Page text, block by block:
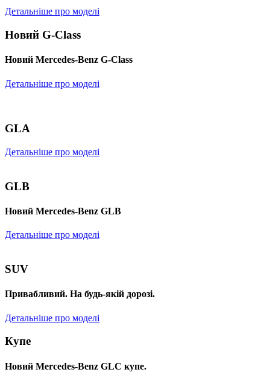
Детальніше про моделі
Новий G-Class
Новий Mercedes-Benz G-Class
Детальніше про моделі
GLA
Детальніше про моделі
GLB
Новий Mercedes-Benz GLB
Детальніше про моделі
SUV
Привабливий. На будь-якій дорозі.
Детальніше про моделі
Купе
Новий Mercedes-Benz GLС купе.